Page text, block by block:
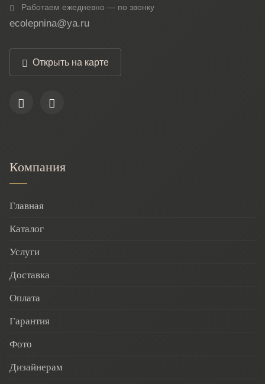
Работаем ежедневно — по звонку
ecolepnina@ya.ru
Открыть на карте
Компания
Главная
Каталог
Услуги
Доставка
Оплата
Гарантия
Фото
Дизайнерам